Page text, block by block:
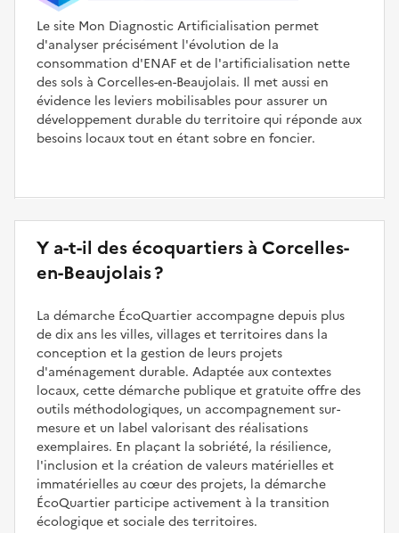
Le site Mon Diagnostic Artificialisation permet
d'analyser précisément l'évolution de la
consommation d'ENAF et de l'artificialisation nette
des sols à Corcelles-en-Beaujolais. Il met aussi en
évidence les leviers mobilisables pour assurer un
développement durable du territoire qui réponde aux
besoins locaux tout en étant sobre en foncier.
Y a-t-il des écoquartiers à Corcelles-
en-Beaujolais ?
La démarche ÉcoQuartier accompagne depuis plus
de dix ans les villes, villages et territoires dans la
conception et la gestion de leurs projets
d'aménagement durable. Adaptée aux contextes
locaux, cette démarche publique et gratuite offre des
outils méthodologiques, un accompagnement sur-
mesure et un label valorisant des réalisations
exemplaires. En plaçant la sobriété, la résilience,
l'inclusion et la création de valeurs matérielles et
immatérielles au cœur des projets, la démarche
ÉcoQuartier participe activement à la transition
écologique et sociale des territoires.